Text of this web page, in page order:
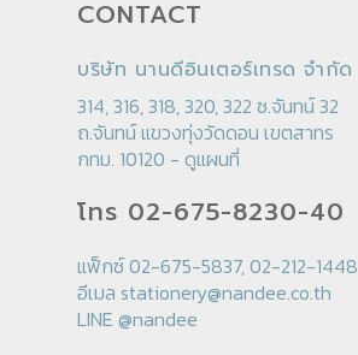
CONTACT
บริษัท นานดีอินเตอร์เทรด จำกัด
314, 316, 318, 320, 322 ซ.จันทน์ 32
ถ.จันทน์ แขวงทุ่งวัดดอน เขตสาทร
กทม. 10120 - ดูแผนที่
โทร 02-675-8230-40
แฟ็กซ์ 02-675-5837, 02-212-1448
อีเมล stationery@nandee.co.th
LINE @nandee